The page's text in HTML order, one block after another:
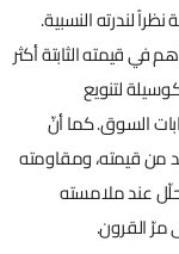
لندرته النسبية.
في قيمته الثابتة أكثر
لتنويع
السوق. كما أنّ
من قيمته، ومقاومته
عند ملامسته
مرّ القرون.